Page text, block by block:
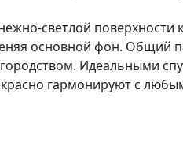
светлой поверхности
основной фон. Общий
Идеальными
гармонируют с